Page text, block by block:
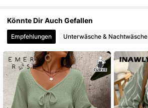
Könnte Dir Auch Gefallen
Empfehlungen Unterwäsche & Nachtwäsche